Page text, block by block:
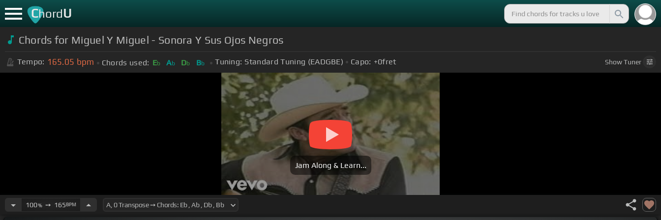
ChordU
Chords for Miguel Y Miguel - Sonora Y Sus Ojos Negros
Tempo: 165.05 bpm Chords used: Eb Ab Db Bb Tuning: Standard Tuning (EADGBE) Capo: +0fret ShowTuner
Jam Along & Learn...
100%➙ 165BPM